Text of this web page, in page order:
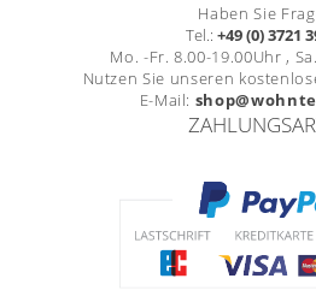
Haben Sie
Tel.: +49 (0) 3721
Mo. -Fr. 8.00-19.00Uhr ,
Nutzen Sie unseren
E-Mail: